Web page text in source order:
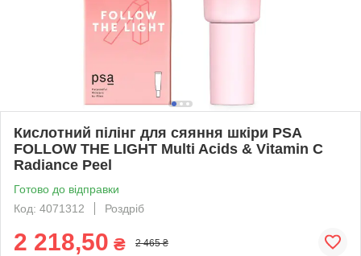
Кислотний пілінг для сяяння шкіри PSA
FOLLOW THE LIGHT Multi Acids & Vitamin C
Radiance Peel
Готово до відправки
Код: 4071312
Роздріб
2 218,50 ₴ 2 465 ₴